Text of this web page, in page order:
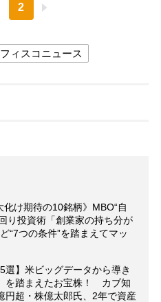
2
フィスコニュース
化け期待の10銘柄》MBO“自
り投資術「創業家の持ち分が
“7つの条件”を踏まえてマッ
選】米ビッグデータから導き
を踏まえたお宝株！ カブ知
円超・株億太郎氏、2年で資産